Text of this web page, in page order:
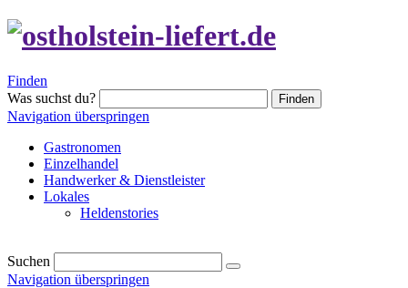
Finden
Was suchst du?
Finden
Navigation überspringen
Gastronomen
Einzelhandel
Handwerker & Dienstleister
Lokales
Heldenstories
Suchen
Navigation überspringen